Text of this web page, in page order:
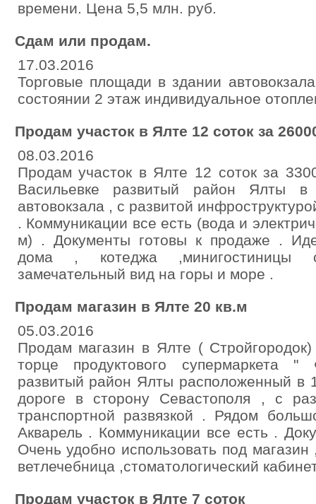
времени. Цена 5,5 млн. руб.
Сдам или продам.
17.03.2016
Торговые площади в здании
состоянии 2 этаж индивидуальное
Продам участок в Ялте 12 соток за
08.03.2016
Продам участок в Ялте 12 соток за
Васильевке развитый район Ялты
автовокзала , с развитой
. Коммуникации все есть (вода и
м) . Документы готовы к продаже .
дома , котеджа ,минигостиницы с
замечательный вид на горы и море .
Продам магазин в Ялте 20 кв.м
05.03.2016
Продам магазин в Ялте (
торце продуктового супермаркета
развитый район Ялты расположенный в
дороге в сторону Севастополя , с
транспортной развязкой . Рядом
Акварель . Коммуникации все есть .
Очень удобно использовать под
ветлечебница ,стоматологический
Продам участок в Ялте 7 соток